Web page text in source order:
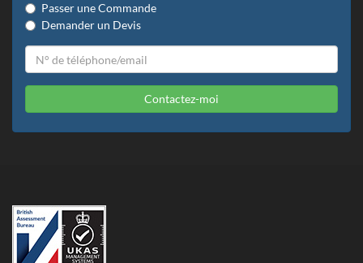
Passer une Commande
Demander un Devis
Contactez-moi